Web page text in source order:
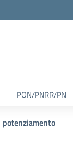
PON/PNRR/PN